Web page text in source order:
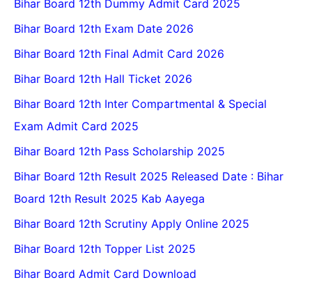
Bihar Board 12th Dummy Admit Card 2025
Bihar Board 12th Exam Date 2026
Bihar Board 12th Final Admit Card 2026
Bihar Board 12th Hall Ticket 2026
Bihar Board 12th Inter Compartmental & Special
Exam Admit Card 2025
Bihar Board 12th Pass Scholarship 2025
Bihar Board 12th Result 2025 Released Date : Bihar
Board 12th Result 2025 Kab Aayega
Bihar Board 12th Scrutiny Apply Online 2025
Bihar Board 12th Topper List 2025
Bihar Board Admit Card Download